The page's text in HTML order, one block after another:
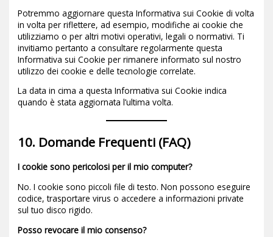
Potremmo aggiornare questa Informativa sui Cookie di volta
in volta per riflettere, ad esempio, modifiche ai cookie che
utilizziamo o per altri motivi operativi, legali o normativi. Ti
invitiamo pertanto a consultare regolarmente questa
Informativa sui Cookie per rimanere informato sul nostro
utilizzo dei cookie e delle tecnologie correlate.
La data in cima a questa Informativa sui Cookie indica
quando è stata aggiornata l’ultima volta.
10. Domande Frequenti (FAQ)
I cookie sono pericolosi per il mio computer?
No. I cookie sono piccoli file di testo. Non possono eseguire
codice, trasportare virus o accedere a informazioni private
sul tuo disco rigido.
Posso revocare il mio consenso?